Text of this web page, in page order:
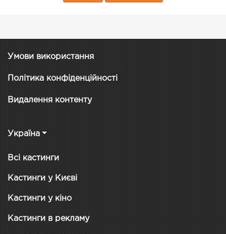
Умови використання
Політика конфіденційності
Видалення контенту
Україна
Всі кастинги
Кастинги у Києві
Кастинги у кіно
Кастинги в рекламу